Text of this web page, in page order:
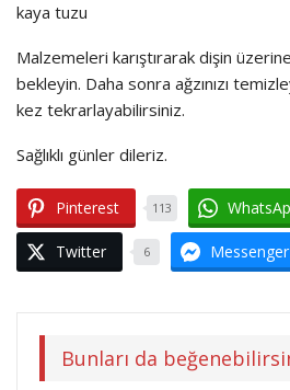
kaya tuzu
Malzemeleri karıştırarak dişin
bekleyin. Daha sonra ağzınızı
kez tekrarlayabilirsiniz.
Sağlıklı günler dileriz.
Pinterest 113
Twitter 6 Messenger
Bunları da